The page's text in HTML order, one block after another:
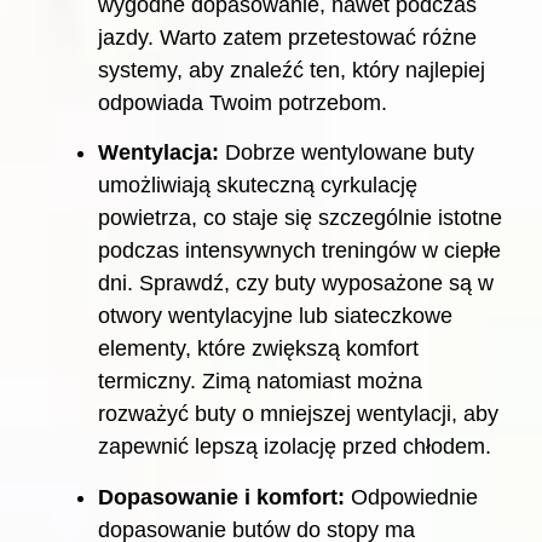
jazdy. Warto zatem przetestować różne
systemy, aby znaleźć ten, który najlepiej
odpowiada Twoim potrzebom.
Wentylacja: Dobrze wentylowane buty
umożliwiają skuteczną cyrkulację
powietrza, co staje się szczególnie istotne
podczas intensywnych treningów w ciepłe
dni. Sprawdź, czy buty wyposażone są w
otwory wentylacyjne lub siateczkowe
elementy, które zwiększą komfort
termiczny. Zimą natomiast można
rozważyć buty o mniejszej wentylacji, aby
zapewnić lepszą izolację przed chłodem.
Dopasowanie i komfort: Odpowiednie
dopasowanie butów do stopy ma